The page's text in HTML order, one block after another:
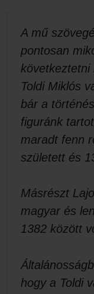
A mű
pontosan
Toldi Miklós
bár a
figuránk
maradt fenn
született és
Másrészt
magyar és
1382 között
hogy a Toldi